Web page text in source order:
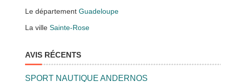
Le départementGuadeloupe
La villeSainte-Rose
AVIS RÉCENTS
SPORT NAUTIQUE ANDERNOS